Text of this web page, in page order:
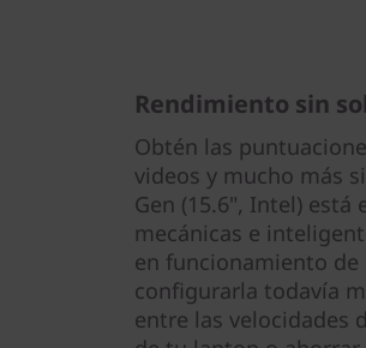
Rendimiento sin
Obtén las
videos y mucho más
Gen (15.6", Intel)
mecánicas e
en funcionamiento
configurarla todavía
entre las velocidades